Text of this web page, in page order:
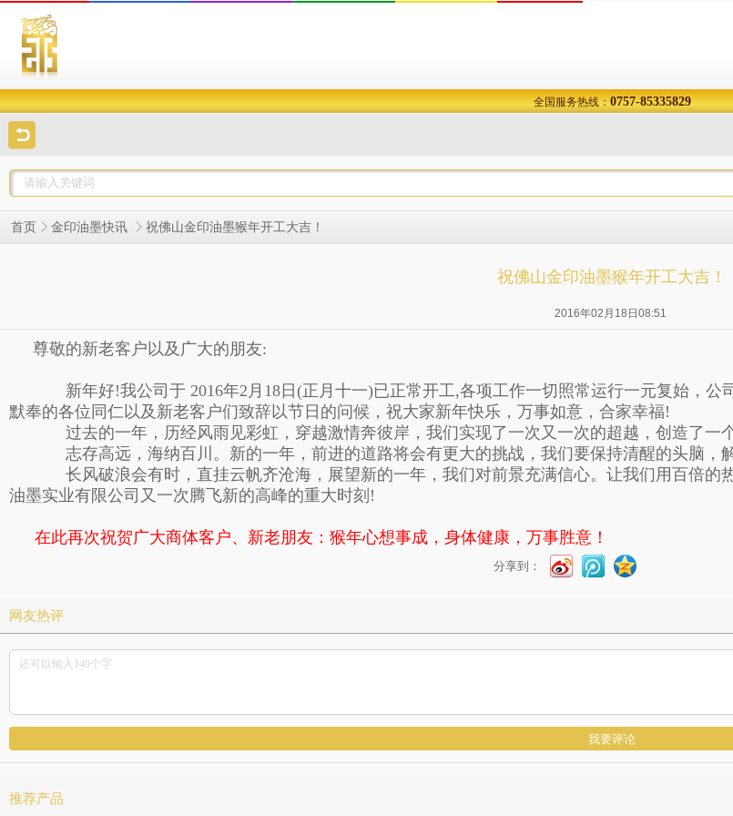
全国服务热线：0757-85335829
首页 金印油墨快讯 祝佛山金印油墨猴年开工大吉！
祝佛山金印油墨猴年开工大吉！
2016年02月18日08:51
尊敬的新老客户以及广大的朋友:
新年好!我公司于 2016年2月18日(正月十一)已正常开工,各项工作一切照常运行一元复始，公
默奉的各位同仁以及新老客户们致辞以节日的问候，祝大家新年快乐，万事如意，合家幸福!
过去的一年，历经风雨见彩虹，穿越激情奔彼岸，我们实现了一次又一次的超越，创造了一
志存高远，海纳百川。新的一年，前进的道路将会有更大的挑战，我们要保持清醒的头脑，
长风破浪会有时，直挂云帆齐沧海，展望新的一年，我们对前景充满信心。让我们用百倍的
油墨实业有限公司又一次腾飞新的高峰的重大时刻!
在此再次祝贺广大商体客户、新老朋友：猴年心想事成，身体健康，万事胜意！
分享到：
网友热评
推荐产品